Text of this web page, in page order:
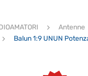
Antenne
Balun 1:9 UNUN